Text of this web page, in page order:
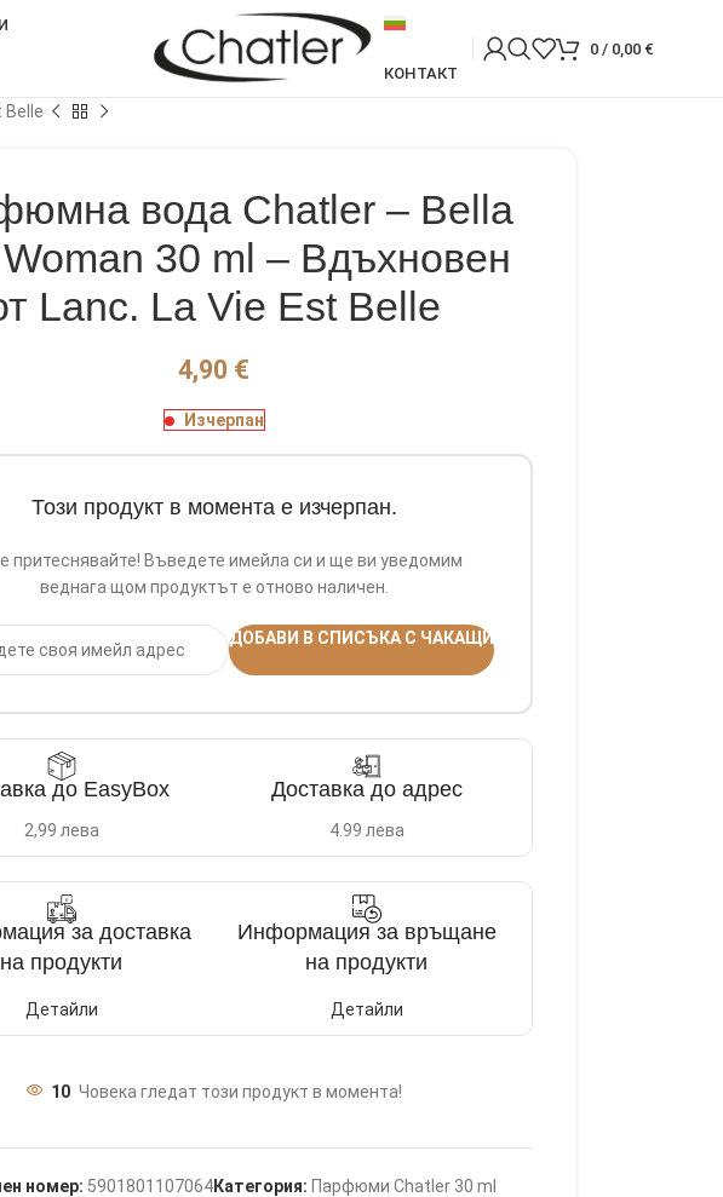
КОНТАКТ
0 / 0,00 €
Belle
вода Chatler – Bella
30 ml – Вдъхновен
Lanc. La Vie Est Belle
4,90 €
Изчерпан
Този продукт в момента е изчерпан.
притеснявайте! Въведете имейла си и ще ви уведомим
веднага щом продуктът е отново наличен.
ДОБАВИ В СПИСЪКА С ЧАКАЩИ
до EasyBox
2,99 лева
Доставка до адрес
4.99 лева
за доставка
на продукти
Детайли
Информация за връщане
на продукти
Детайли
10 Човека гледат този продукт в момента!
номер: 5901801107064Категория: Парфюми Chatler 30 ml